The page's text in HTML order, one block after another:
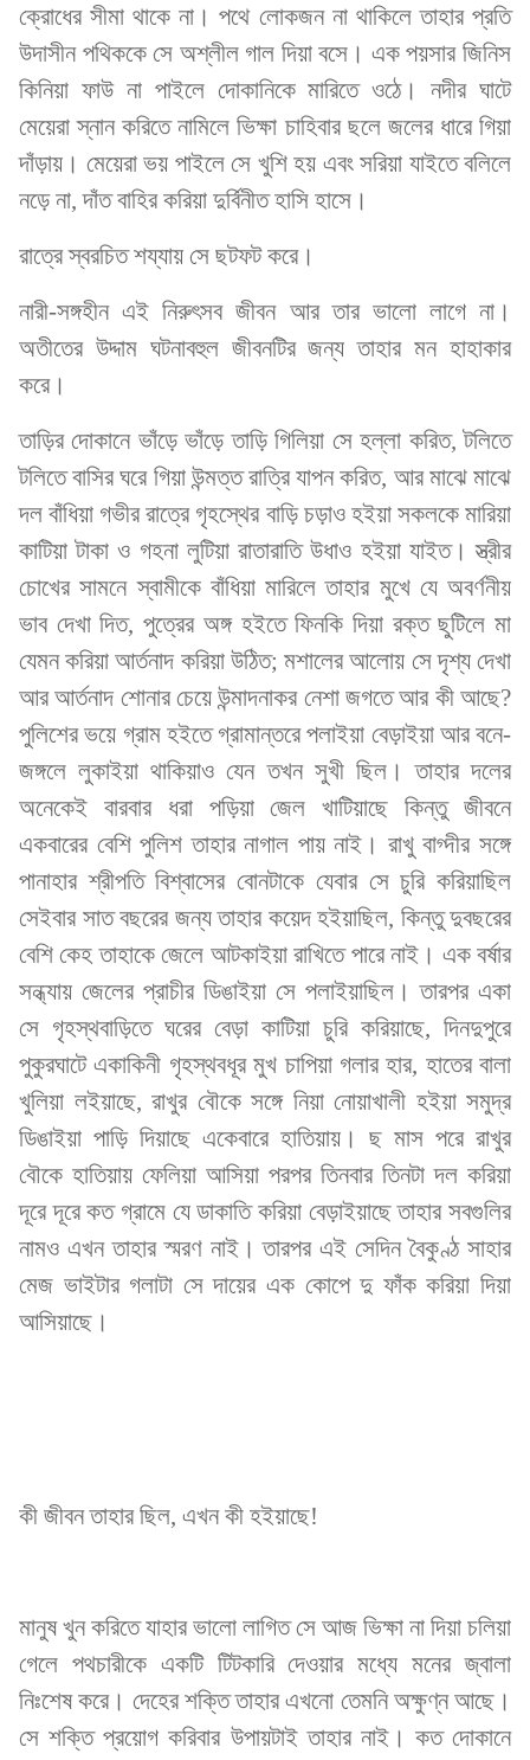
ক্রোধের সীমা থাকে না। পথে লোকজন না থাকিলে তাহার প্রতি
উদাসীন পথিককে সে অশ্লীল গাল দিয়া বসে। এক পয়সার জিনিস
কিনিয়া ফাউ না পাইলে দোকানিকে মারিতে ওঠে। নদীর ঘাটে
মেয়েরা স্নান করিতে নামিলে ভিক্ষা চাহিবার ছলে জলের ধারে গিয়া
দাঁড়ায়। মেয়েরা ভয় পাইলে সে খুশি হয় এবং সরিয়া যাইতে বলিলে
নড়ে না, দাঁত বাহির করিয়া দুর্বিনীত হাসি হাসে।
রাত্রে স্বরচিত শয্যায় সে ছটফট করে।
নারী-সঙ্গহীন এই নিরুৎসব জীবন আর তার ভালো লাগে না।
অতীতের উদ্দাম ঘটনাবহুল জীবনটির জন্য তাহার মন হাহাকার
করে।
তাড়ির দোকানে ভাঁড়ে ভাঁড়ে তাড়ি গিলিয়া সে হল্লা করিত, টলিতে
টলিতে বাসির ঘরে গিয়া উন্মত্ত রাত্রি যাপন করিত, আর মাঝে মাঝে
দল বাঁধিয়া গভীর রাত্রে গৃহস্থের বাড়ি চড়াও হইয়া সকলকে মারিয়া
কাটিয়া টাকা ও গহনা লুটিয়া রাতারাতি উধাও হইয়া যাইত। স্ত্রীর
চোখের সামনে স্বামীকে বাঁধিয়া মারিলে তাহার মুখে যে অবর্ণনীয়
ভাব দেখা দিত, পুত্রের অঙ্গ হইতে ফিনকি দিয়া রক্ত ছুটিলে মা
যেমন করিয়া আর্তনাদ করিয়া উঠিত; মশালের আলোয় সে দৃশ্য দেখা
আর আর্তনাদ শোনার চেয়ে উন্মাদনাকর নেশা জগতে আর কী আছে?
পুলিশের ভয়ে গ্রাম হইতে গ্রামান্তরে পলাইয়া বেড়াইয়া আর বনে-
জঙ্গলে লুকাইয়া থাকিয়াও যেন তখন সুখী ছিল। তাহার দলের
অনেকেই বারবার ধরা পড়িয়া জেল খাটিয়াছে কিন্তু জীবনে
একবারের বেশি পুলিশ তাহার নাগাল পায় নাই। রাখু বাগ্দীর সঙ্গে
পানাহার শ্রীপতি বিশ্বাসের বোনটাকে যেবার সে চুরি করিয়াছিল
সেইবার সাত বছরের জন্য তাহার কয়েদ হইয়াছিল, কিন্তু দুবছরের
বেশি কেহ তাহাকে জেলে আটকাইয়া রাখিতে পারে নাই। এক বর্ষার
সন্ধ্যায় জেলের প্রাচীর ডিঙাইয়া সে পলাইয়াছিল। তারপর একা
সে গৃহস্থবাড়িতে ঘরের বেড়া কাটিয়া চুরি করিয়াছে, দিনদুপুরে
পুকুরঘাটে একাকিনী গৃহস্থবধূর মুখ চাপিয়া গলার হার, হাতের বালা
খুলিয়া লইয়াছে, রাখুর বৌকে সঙ্গে নিয়া নোয়াখালী হইয়া সমুদ্র
ডিঙাইয়া পাড়ি দিয়াছে একেবারে হাতিয়ায়। ছ মাস পরে রাখুর
বৌকে হাতিয়ায় ফেলিয়া আসিয়া পরপর তিনবার তিনটা দল করিয়া
দূরে দূরে কত গ্রামে যে ডাকাতি করিয়া বেড়াইয়াছে তাহার সবগুলির
নামও এখন তাহার স্মরণ নাই। তারপর এই সেদিন বৈকুণ্ঠ সাহার
মেজ ভাইটার গলাটা সে দায়ের এক কোপে দু ফাঁক করিয়া দিয়া
আসিয়াছে।
কী জীবন তাহার ছিল, এখন কী হইয়াছে!
মানুষ খুন করিতে যাহার ভালো লাগিত সে আজ ভিক্ষা না দিয়া চলিয়া
গেলে পথচারীকে একটি টিটকারি দেওয়ার মধ্যে মনের জ্বালা
নিঃশেষ করে। দেহের শক্তি তাহার এখনো তেমনি অক্ষুণ্ন আছে।
সে শক্তি প্রয়োগ করিবার উপায়টাই তাহার নাই। কত দোকানে